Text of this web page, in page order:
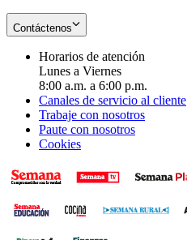
Contáctenos
Horarios de atención
Lunes a Viernes
8:00 a.m. a 6:00 p.m.
Canales de servicio al cliente
Trabaje con nosotros
Paute con nosotros
Cookies